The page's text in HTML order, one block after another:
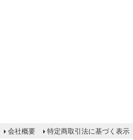
会社概要 特定商取引法に基づく表示